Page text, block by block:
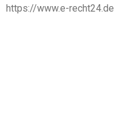
https://www.e-recht24.de